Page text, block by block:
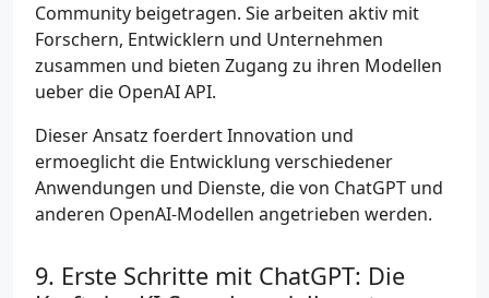
Community beigetragen. Sie arbeiten aktiv mit
Forschern, Entwicklern und Unternehmen
zusammen und bieten Zugang zu ihren Modellen
ueber die OpenAI API.
Dieser Ansatz foerdert Innovation und
ermoeglicht die Entwicklung verschiedener
Anwendungen und Dienste, die von ChatGPT und
anderen OpenAI-Modellen angetrieben werden.
Erste Schritte mit ChatGPT: Die